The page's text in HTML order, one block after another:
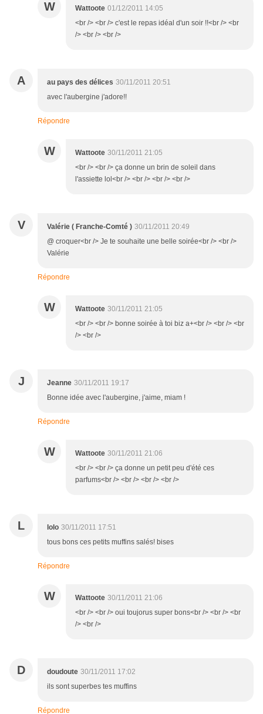
W Wattoote 01/12/2011 14:05
<br /> <br /> c'est le repas idéal d'un soir !!<br /> <br
/> <br /> <br />
A au pays des délices 30/11/2011 20:51
avec l'aubergine j'adore!!
Répondre
W Wattoote 30/11/2011 21:05
<br /> <br /> ça donne un brin de soleil dans
l'assiette lol<br /> <br /> <br /> <br />
V Valérie ( Franche-Comté ) 30/11/2011 20:49
@ croquer<br /> Je te souhaite une belle soirée<br /> <br />
Valérie
Répondre
W Wattoote 30/11/2011 21:05
<br /> <br /> bonne soirée à toi biz a+<br /> <br /> <br
/> <br />
J Jeanne 30/11/2011 19:17
Bonne idée avec l'aubergine, j'aime, miam !
Répondre
W Wattoote 30/11/2011 21:06
<br /> <br /> ça donne un petit peu d'été ces
parfums<br /> <br /> <br /> <br />
L lolo 30/11/2011 17:51
tous bons ces petits muffins salés! bises
Répondre
W Wattoote 30/11/2011 21:06
<br /> <br /> oui toujorus super bons<br /> <br /> <br
/> <br />
D doudoute 30/11/2011 17:02
ils sont superbes tes muffins
Répondre